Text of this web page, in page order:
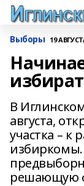
Выборы 19
В
августа,
участка – к
избиркомы.
решающую